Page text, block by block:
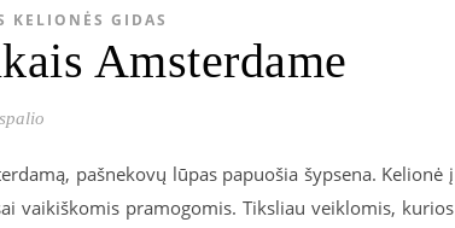
KELIONĖS GIDAS
Amsterdame
pašnekovų lūpas papuošia šypsena. Kelionė į
vaikiškomis pramogomis. Tiksliau veiklomis, kurios